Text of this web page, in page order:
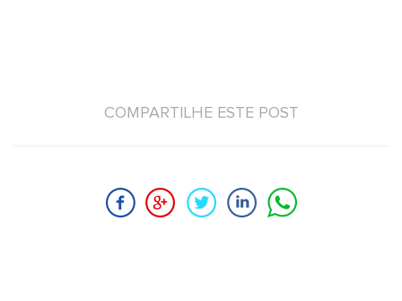
COMPARTILHE ESTE POST